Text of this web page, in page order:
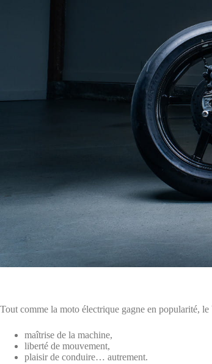
Tout comme la moto électrique gagne en popularité,
maîtrise de la machine,
liberté de mouvement,
plaisir de conduire… autrement.